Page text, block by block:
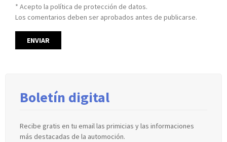
* Acepto la política de protección de datos.
Los comentarios deben ser aprobados antes de publicarse.
Boletín digital
Recibe gratis en tu email las primicias y las informaciones
más destacadas de la automoción.